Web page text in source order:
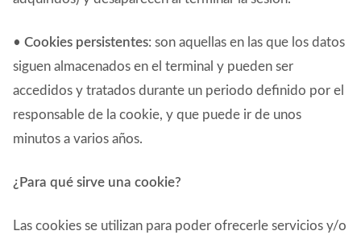
• Cookies persistentes: son aquellas en las que los datos
siguen almacenados en el terminal y pueden ser
accedidos y tratados durante un periodo definido por el
responsable de la cookie, y que puede ir de unos
minutos a varios años.
¿Para qué sirve una cookie?
Las cookies se utilizan para poder ofrecerle servicios y/o